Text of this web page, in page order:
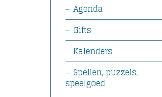
Agenda
Gifts
Kalenders
Spellen, puzzels,
speelgoed